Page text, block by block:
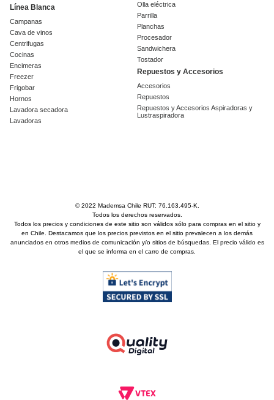
Línea Blanca
Campanas
Cava de vinos
Centrifugas
Cocinas
Encimeras
Freezer
Frigobar
Hornos
Lavadora secadora
Lavadoras
Olla eléctrica
Parrilla
Planchas
Procesador
Sandwichera
Tostador
Repuestos y Accesorios
Accesorios
Repuestos
Repuestos y Accesorios Aspiradoras y
Lustraspiradora
© 2022 Mademsa Chile RUT: 76.163.495-K.
Todos los derechos reservados.
Todos los precios y condiciones de este sitio son válidos sólo para compras en el sitio y
en Chile. Destacamos que los precios previstos en el sitio prevalecen a los demás
anunciados en otros medios de comunicación y/o sitios de búsquedas. El precio válido es
el que se informa en el carro de compras.